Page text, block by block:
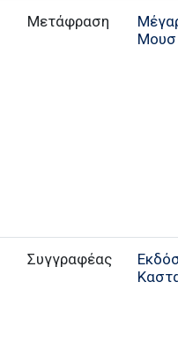
Μετάφραση
Συγγραφέας